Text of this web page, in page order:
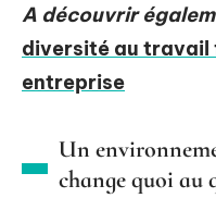
A découvrir
diversité au
entreprise
Un
change quoi au